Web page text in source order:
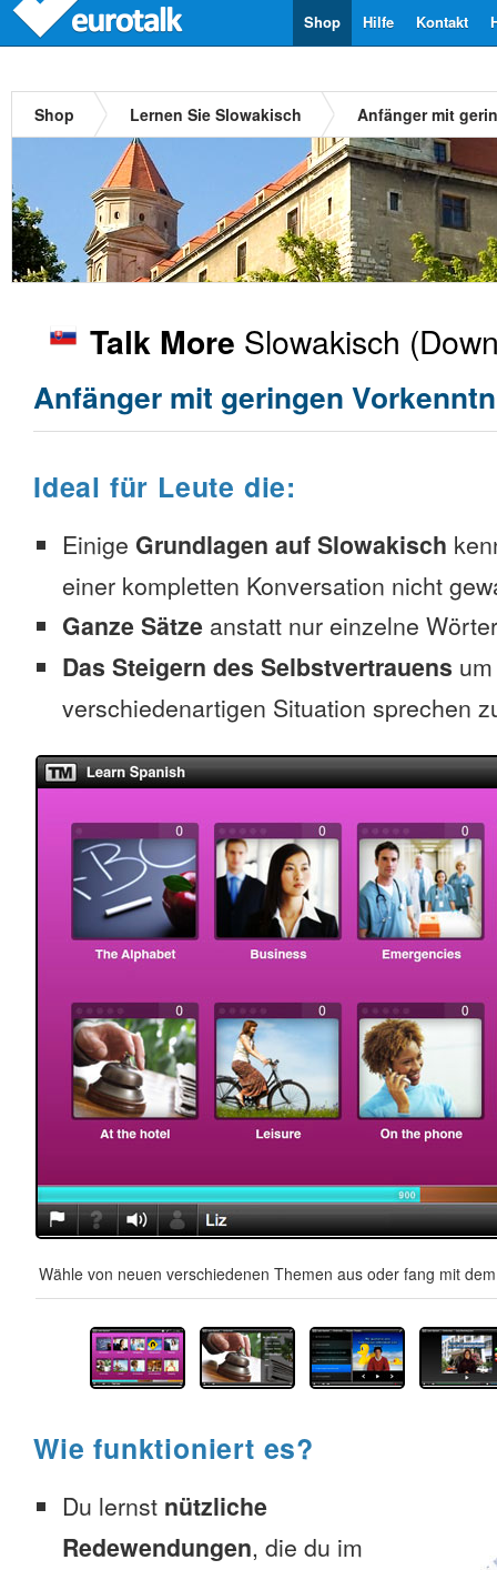
Kontakt
Hilfe
Shop
Shop Lernen Sie Slowakisch Anfänger mit
Talk More Slowakisch
Anfänger mit geringen
Ideal für Leute die:
Einige Grundlagen auf Slowakisch
einer kompletten Konversation nicht
Ganze Sätze anstatt nur einzelne
Das Steigern des Selbstvertrauens
verschiedenartigen Situation sprechen
Wähle von neuen verschiedenen Themen aus oder fang mit
Wie funktioniert es?
Du lernst nützliche
Redewendungen, die du im